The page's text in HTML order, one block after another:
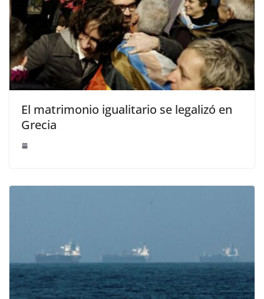
El matrimonio igualitario se legalizó en
Grecia